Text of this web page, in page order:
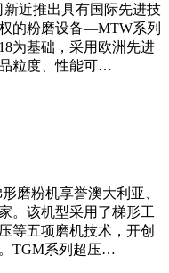
近推出具有国际先进技
的粉磨设备—MTW系列
为基础，采用欧洲先进
粒度、性能可…
磨粉机享誉澳大利亚、
。该机型采用了梯形工
等五项磨机技术，开创
TGM系列超压…